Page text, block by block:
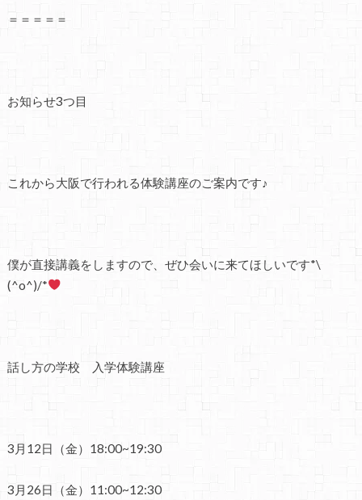
＝＝＝＝＝
お知らせ3つ目
これから大阪で行われる体験講座のご案内です♪
僕が直接講義をしますので、ぜひ会いに来てほしいです*\
(^o^)/*
話し方の学校 入学体験講座
3月12日（金）18:00~19:30
3月26日（金）11:00~12:30